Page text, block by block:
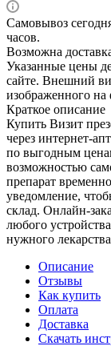
Самовывоз
часов.
Возможна
Указанные цены
сайте. Внешний
изображенного на
Краткое описание
Купить Визит
через интернет-
по выгодным
возможностью
препарат
уведомление,
склад. Онлайн-
любого
нужного
Описание
Отзывы
Как купить
Оплата
Доставка
Скачать